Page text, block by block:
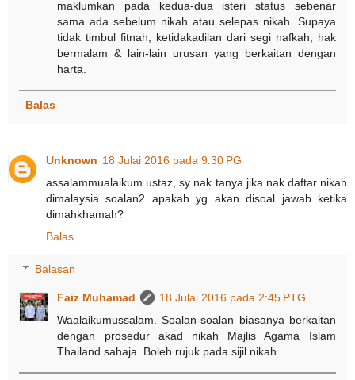
maklumkan pada kedua-dua isteri status sebenar
sama ada sebelum nikah atau selepas nikah. Supaya
tidak timbul fitnah, ketidakadilan dari segi nafkah, hak
bermalam & lain-lain urusan yang berkaitan dengan
harta.
Balas
Unknown 18 Julai 2016 pada 9:30 PG
assalammualaikum ustaz, sy nak tanya jika nak daftar nikah
dimalaysia soalan2 apakah yg akan disoal jawab ketika
dimahkhamah?
Balas
Balasan
Faiz Muhamad
18 Julai 2016 pada 2:45 PTG
Waalaikumussalam. Soalan-soalan biasanya berkaitan
dengan prosedur akad nikah Majlis Agama Islam
Thailand sahaja. Boleh rujuk pada sijil nikah.